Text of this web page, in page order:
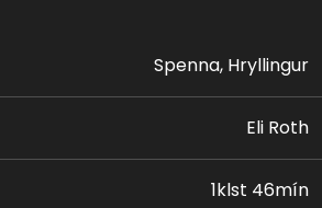
Spenna, Hryllingur
Eli Roth
1klst 46mín